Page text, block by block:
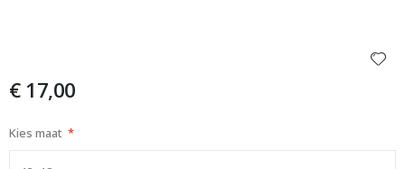
€ 17,00
Kies maat